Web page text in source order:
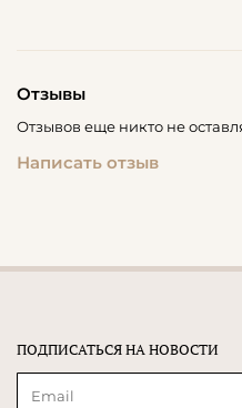
Отзывы
Отзывов еще никто не
Написать отзыв
ПОДПИСАТЬСЯ НА НОВОСТИ